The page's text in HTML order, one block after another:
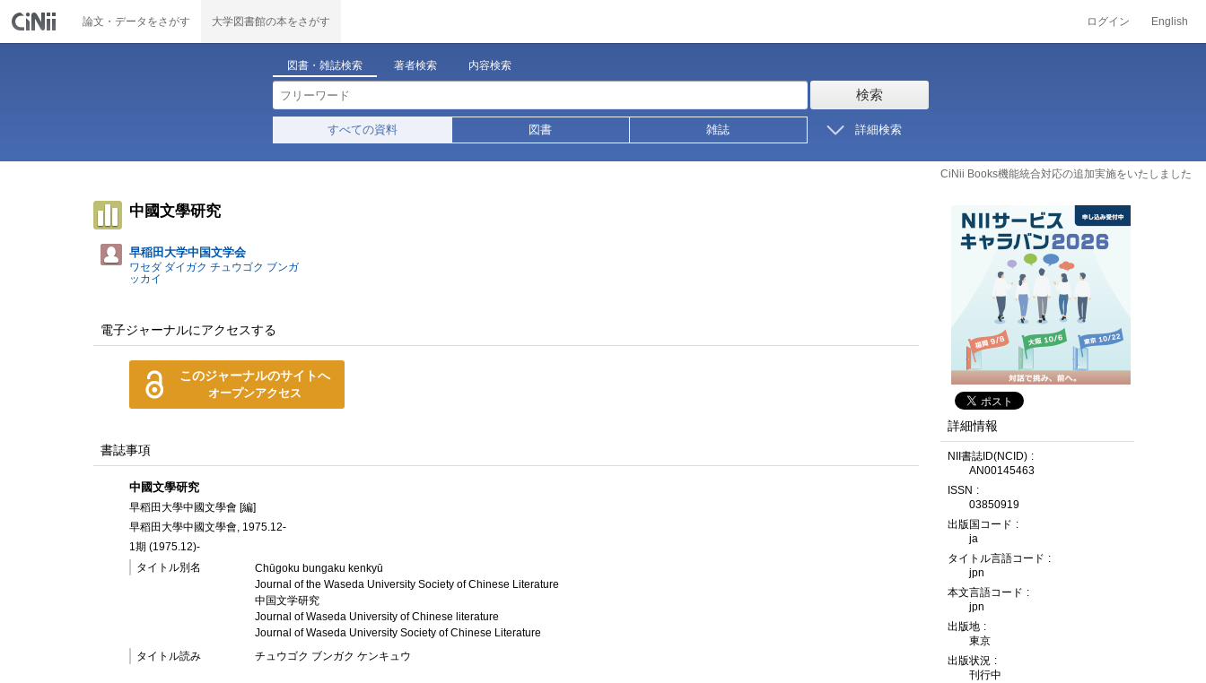
論文・データをさがす 大学図書館の本をさがす ログイン English
図書・雑誌検索 著者検索 内容検索
検索
すべての資料 図書 雑誌 詳細検索
CiNii Books機能統合対応の追加実施をいたしました
中國文學研究
早稲田大学中国文学会
ワセダ ダイガク チュウゴク ブンガ
ッカイ
電子ジャーナルにアクセスする
このジャーナルのサイトへ
オープンアクセス
書誌事項
中國文學研究
早稻田大學中國文學會 [編]
早稻田大學中國文學會, 1975.12-
1期 (1975.12)-
タイトル別名
Chūgoku bungaku kenkyū
Journal of the Waseda University Society of Chinese Literature
中国文学研究
Journal of Waseda University of Chinese literature
Journal of Waseda University Society of Chinese Literature
タイトル読み
チュウゴク ブンガク ケンキュウ
詳細情報
NII書誌ID(NCID)
AN00145463
ISSN
03850919
出版国コード
ja
タイトル言語コード
jpn
本文言語コード
jpn
出版地
東京
出版状況
刊行中